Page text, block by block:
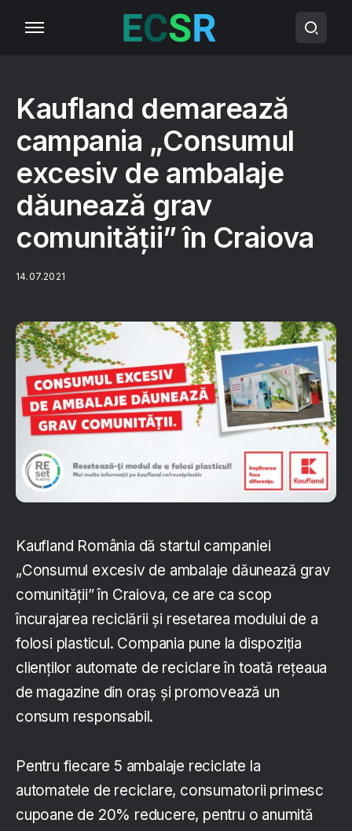
Kaufland demarează
campania „Consumul
excesiv de ambalaje
dăunează grav
comunității” în Craiova
14.07.2021
Kaufland România dă startul campaniei
„Consumul excesiv de ambalaje dăunează grav
comunității” în Craiova, ce are ca scop
încurajarea reciclării și resetarea modului de a
folosi plasticul. Compania pune la dispoziția
clienților automate de reciclare în toată rețeaua
de magazine din oraș și promovează un
consum responsabil.
Pentru fiecare 5 ambalaje reciclate la
automatele de reciclare, consumatorii primesc
cupoane de 20% reducere, pentru o anumită